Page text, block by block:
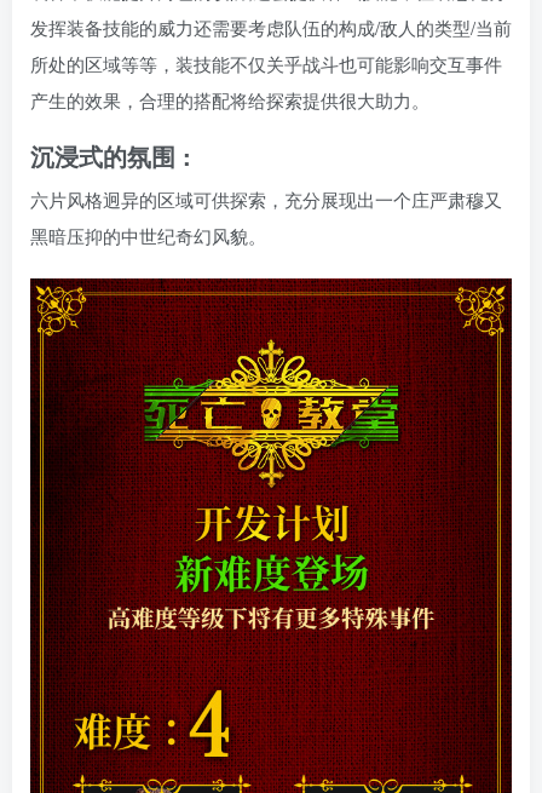
发挥装备技能的威力还需要考虑队伍的构成/敌人的类型/当前
所处的区域等等，装技能不仅关乎战斗也可能影响交互事件
产生的效果，合理的搭配将给探索提供很大助力。
沉浸式的氛围 :
六片风格迥异的区域可供探索，充分展现出一个庄严肃穆又
黑暗压抑的中世纪奇幻风貌。